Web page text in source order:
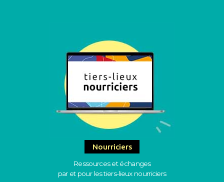
Nourriciers
Ressources et échanges
par et pour les tiers-lieux nourriciers